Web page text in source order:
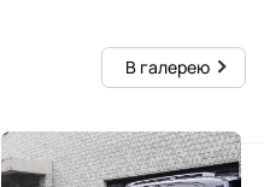
В галерею